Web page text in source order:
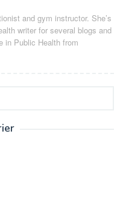
and gym instructor. She’s
writer for several blogs and
in Public Health from